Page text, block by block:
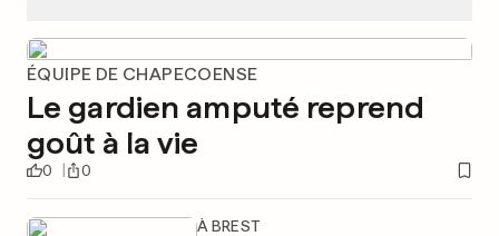
ÉQUIPE DE CHAPECOENSE
Le gardien amputé reprend
goût à la vie
0 0
À BREST